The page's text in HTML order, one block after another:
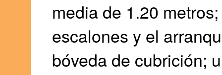
media de 1.20
escalones y el
bóveda de cubrición;